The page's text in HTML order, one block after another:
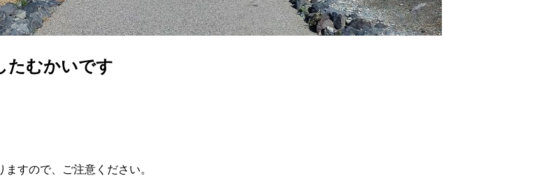
たむかいです
すので、ご注意ください。